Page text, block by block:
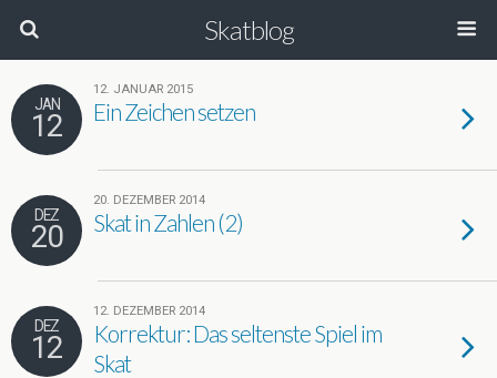
Skatblog
JAN
12
12. JANUAR 2015
Ein Zeichen setzen
DEZ
20
20. DEZEMBER 2014
Skat in Zahlen (2)
DEZ
12
12. DEZEMBER 2014
Korrektur: Das seltenste Spiel im
Skat